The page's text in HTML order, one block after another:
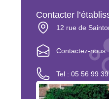
Contacter
12 rue de
Contactez-nous
Tel : 05 56 99